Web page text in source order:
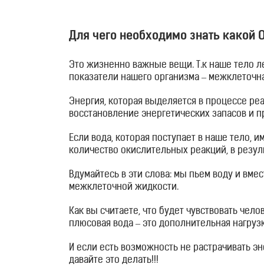
КонтактыДля чего необходимо знать
Это жизненно важные вещи. Т.к наше тело
показатели нашего организма –
Энергия, которая выделяется в процессе
восстановление энергетических запасов и
Если вода, которая поступает в наше тело,
количество окислительных реакций, в
Вдумайтесь в эти слова: мы пьем воду и
межклеточной жидкости.
Как вы считаете, что будет чувствовать
плюсовая вода – это дополнительная
И если есть возможность не растрачивать
давайте это делать!!!